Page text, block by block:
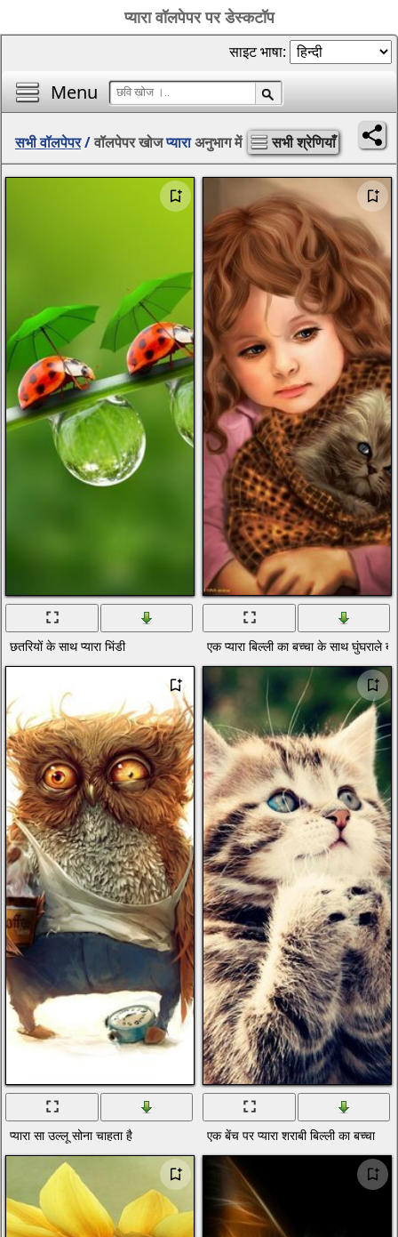
प्यारा वॉलपेपर पर डेस्कटॉप
Menu
साइट भाषा:
सभी वॉलपेपर/वॉलपेपर खोजप्याराअनुभाग में सभी श्रेणियाँ
छतरियों के साथ प्यारा भिंडी एक प्यारा बिल्ली का बच्चा के साथ घुंघराले
प्यारा सा उल्लू सोना चाहता है एक बेंच पर प्यारा शराबी बिल्ली का बच्चा